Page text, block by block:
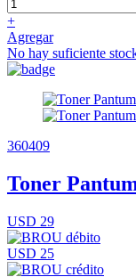
+
Agregar
No hay suficiente
360409
Toner
USD 29
USD 25